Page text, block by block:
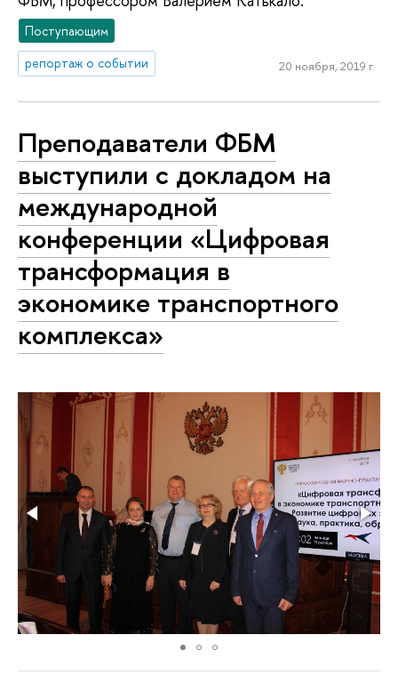
Поступающим
репортаж о событии
20 ноября, 2019 г.
Преподаватели ФБМ
выступили с докладом на
международной
конференции «Цифровая
трансформация в
экономике транспортного
комплекса»